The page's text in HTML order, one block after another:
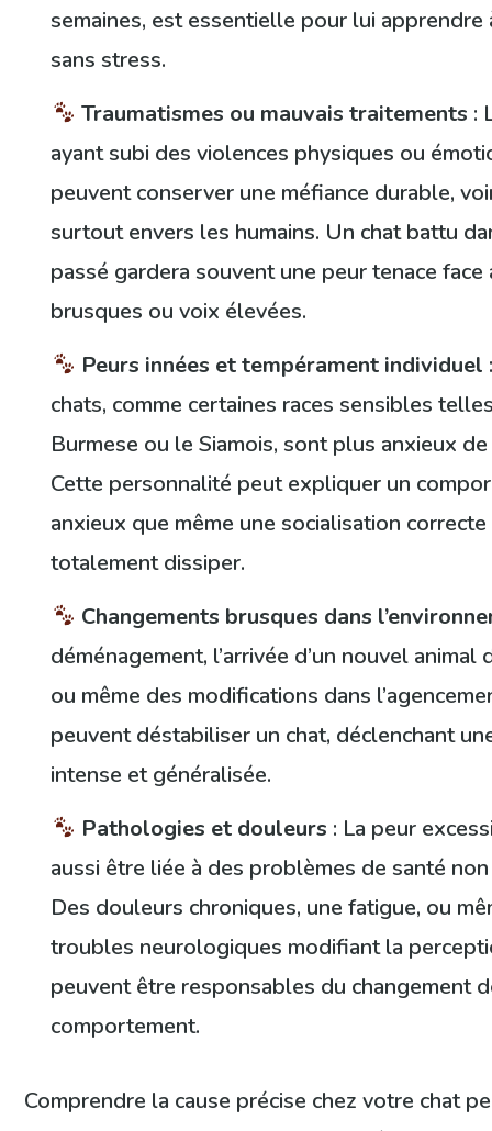
semaines, est essentielle pour lui apprendre
sans stress.
Traumatismes ou mauvais traitements :
ayant subi des violences physiques ou
peuvent conserver une méfiance durable,
surtout envers les humains. Un chat battu
passé gardera souvent une peur tenace
brusques ou voix élevées.
Peurs innées et tempérament individuel
chats, comme certaines races sensibles
Burmese ou le Siamois, sont plus anxieux
Cette personnalité peut expliquer un
anxieux que même une socialisation
totalement dissiper.
Changements brusques dans
déménagement, l’arrivée d’un nouvel animal
ou même des modifications dans
peuvent déstabiliser un chat, déclenchant
intense et généralisée.
Pathologies et douleurs : La peur
aussi être liée à des problèmes de santé
Des douleurs chroniques, une fatigue, ou
troubles neurologiques modifiant la
peuvent être responsables du changement
comportement.
Comprendre la cause précise chez votre chat